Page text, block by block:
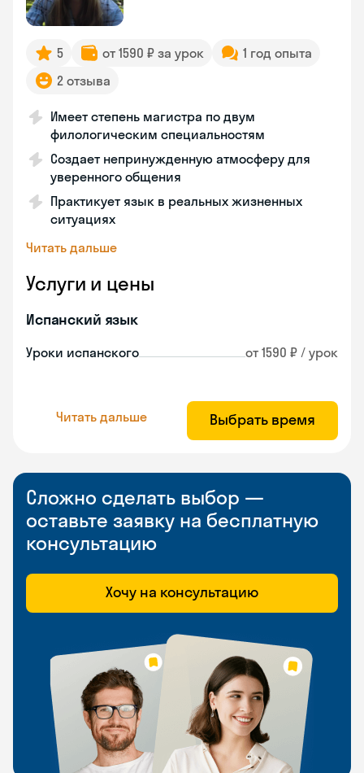
5 от 1590 ₽ за урок
1 год опыта
2 отзыва
Имеет степень магистра по двум
филологическим специальностям
Создает непринужденную атмосферу для
уверенного общения
Практикует язык в реальных жизненных
ситуациях
Читать дальше
Услуги и цены
Испанский язык
Уроки испанского от 1590 ₽ / урок
Читать дальше Выбрать время
Сложно сделать выбор —
оставьте заявку на бесплатную
консультацию
Хочу на консультацию